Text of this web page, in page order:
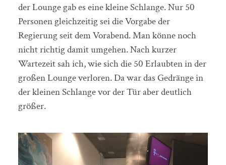
der Lounge gab es eine kleine Schlange. Nur 50
Personen gleichzeitig sei die Vorgabe der
Regierung seit dem Vorabend. Man könne noch
nicht richtig damit umgehen. Nach kurzer
Wartezeit sah ich, wie sich die 50 Erlaubten in der
großen Lounge verloren. Da war das Gedränge in
der kleinen Schlange vor der Tür aber deutlich
größer.